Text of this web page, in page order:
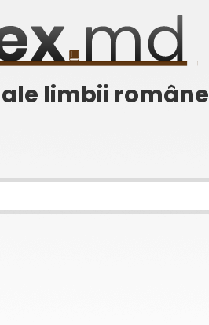
limbii române